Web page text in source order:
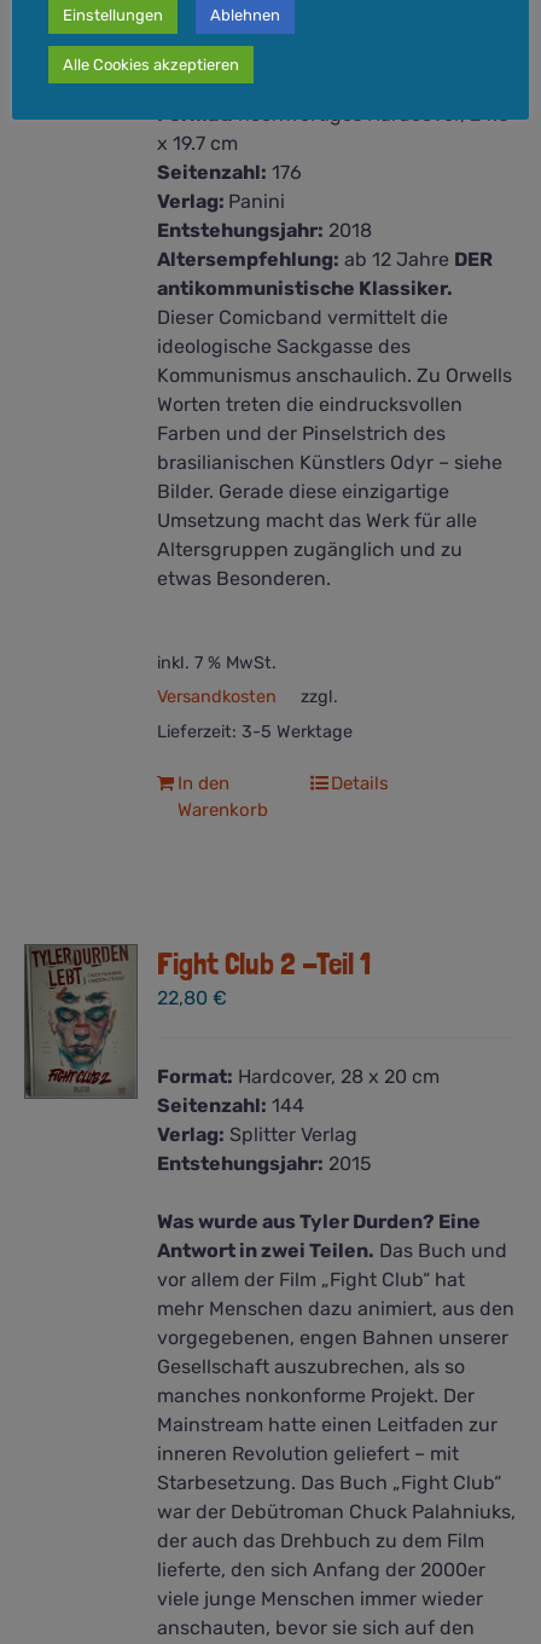
25,00€
Format:hochwertiges Hardcover, 24.6
x 19.7 cm
Seitenzahl: 176
Verlag: Panini
Entstehungsjahr: 2018
Altersempfehlung: ab 12 Jahre DER
antikommunistische Klassiker.
Dieser Comicband vermittelt die
ideologische Sackgasse des
Kommunismus anschaulich. Zu Orwells
Worten treten die eindrucksvollen
Farben und der Pinselstrich des
brasilianischen Künstlers Odyr – siehe
Bilder. Gerade diese einzigartige
Umsetzung macht das Werk für alle
Altersgruppen zugänglich und zu
etwas Besonderen.
inkl. 7 % MwSt.
zzgl.
Versandkosten
Lieferzeit: 3-5 Werktage
In den
Warenkorb
Details
Fight Club 2 -Teil 1
22,80€
Format: Hardcover, 28 x 20 cm
Seitenzahl: 144
Verlag: Splitter Verlag
Entstehungsjahr: 2015
Was wurde aus Tyler Durden? Eine
Antwort in zwei Teilen. Das Buch und
vor allem der Film „Fight Club“ hat
mehr Menschen dazu animiert, aus den
vorgegebenen, engen Bahnen unserer
Gesellschaft auszubrechen, als so
manches nonkonforme Projekt. Der
Mainstream hatte einen Leitfaden zur
inneren Revolution geliefert – mit
Starbesetzung. Das Buch „Fight Club“
war der Debütroman Chuck Palahniuks,
der auch das Drehbuch zu dem Film
lieferte, den sich Anfang der 2000er
viele junge Menschen immer wieder
anschauten, bevor sie sich auf den
Einstellungen Ablehnen
Alle Cookies akzeptieren